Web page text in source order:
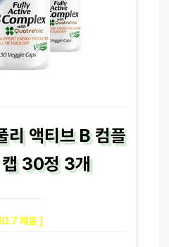
리 액티브 B 컴플
캡 30정 3개
제품 ]